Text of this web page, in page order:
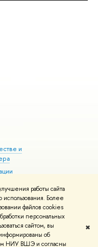
работы сайта
Более
файлов cookies
персональных
сайтом, вы
об
НИУ ВШЭ и согласны
✖
и
Условия использования